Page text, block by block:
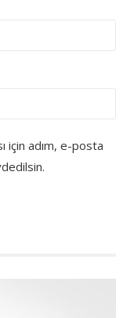
için adım, e-posta